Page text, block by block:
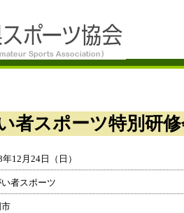
者スポーツ特別研
年12月24日（日）
者スポーツ